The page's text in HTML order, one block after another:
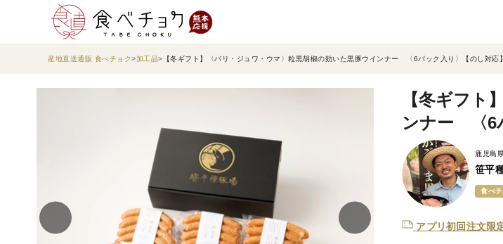
産地直送通販 食べチョク 加工品 【冬ギフト】〈パリ・ジュワ・ウマ〉粒黒胡椒の効いた黒豚ウインナー 〈6パック入り〉【のし対応】
【冬ギフト
ンナー 〈6
鹿児島
笹平
食べ
アプリ初回注文限